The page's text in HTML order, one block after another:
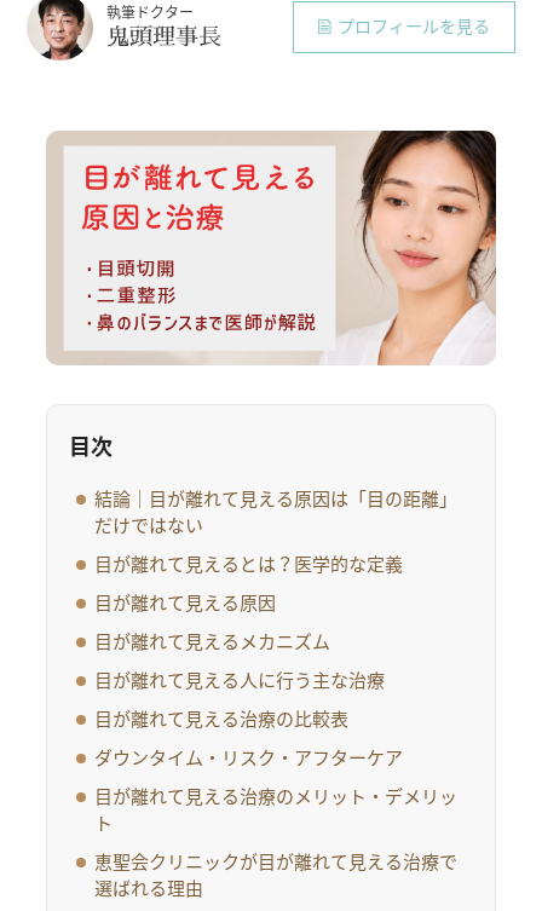
執筆ドクター
鬼頭理事長 プロフィールを見る
目次
結論｜目が離れて見える原因は「目の距離」
だけではない
目が離れて見えるとは？医学的な定義
目が離れて見える原因
目が離れて見えるメカニズム
目が離れて見える人に行う主な治療
目が離れて見える治療の比較表
ダウンタイム・リスク・アフターケア
目が離れて見える治療のメリット・デメリッ
ト
恵聖会クリニックが目が離れて見える治療で
選ばれる理由